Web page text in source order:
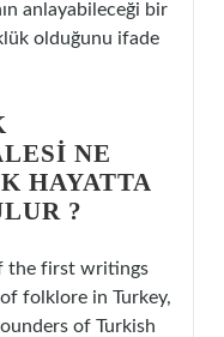
anlayabileceği bir
olduğunu ifade
NE
HAYATTA
?
the first writings
folklore in Turkey,
of Turkish